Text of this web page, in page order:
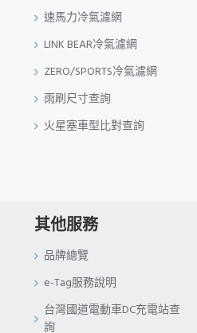
速馬力冷氣濾網
LINK BEAR冷氣濾網
ZERO/SPORTS冷氣濾網
雨刷尺寸查詢
火星塞車型比對查詢
其他服務
品牌總覽
e-Tag服務說明
台灣國道電動車DC充電站查
詢